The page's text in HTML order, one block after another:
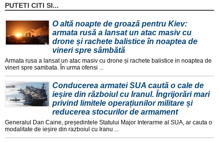
PUTETI CITI SI...
O altă noapte de groază pentru Kiev:
armata rusă a lansat un atac masiv cu
drone și rachete balistice în noaptea de
vineri spre sâmbătă
Armata rusa a lansat un atac masiv cu drone și rachete balistice in noaptea de
vineri spre sambata. În urma ofensi ...
Conducerea armatei SUA caută o cale de
ieșire din războiul cu Iranul. Îngrijorări mari
privind limitele operațiunilor militare și
reducerea stocurilor de armament
Generalul Dan Caine, președintele Statului Major Interarme al SUA, ar cauta o
modalitate de ieșire din razboiul cu Iranu ...